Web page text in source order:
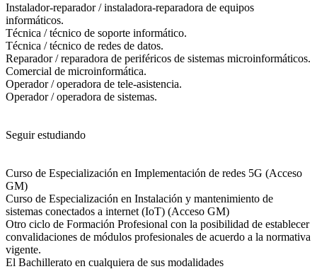
Instalador-reparador / instaladora-reparadora de equipos
informáticos.
Técnica / técnico de soporte informático.
Técnica / técnico de redes de datos.
Reparador / reparadora de periféricos de sistemas microinformáticos.
Comercial de microinformática.
Operador / operadora de tele-asistencia.
Operador / operadora de sistemas.
Seguir estudiando
Curso de Especialización en Implementación de redes 5G (Acceso
GM)
Curso de Especialización en Instalación y mantenimiento de
sistemas conectados a internet (IoT) (Acceso GM)
Otro ciclo de Formación Profesional con la posibilidad de establecer
convalidaciones de módulos profesionales de acuerdo a la normativa
vigente.
El Bachillerato en cualquiera de sus modalidades